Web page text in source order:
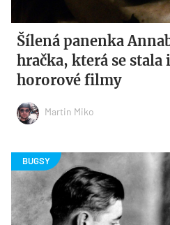
Šílená panenka
hračka, která se
hororové filmy
Martin Miko